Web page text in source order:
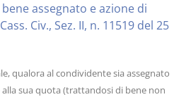
assegnato e azione di
Civ., Sez. II, n. 11519 del 25
qualora al condividente sia assegnato
sua quota (trattandosi di bene non